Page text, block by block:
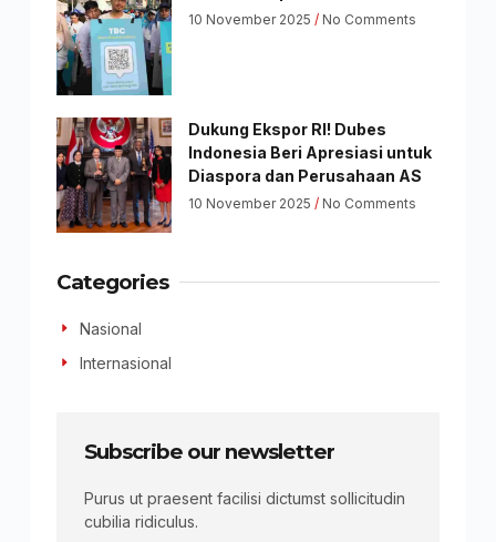
10 November 2025 No Comments
Dukung Ekspor RI! Dubes
Indonesia Beri Apresiasi untuk
Diaspora dan Perusahaan AS
10 November 2025 No Comments
Categories
Nasional
Internasional
Subscribe our newsletter
Purus ut praesent facilisi dictumst sollicitudin
cubilia ridiculus.